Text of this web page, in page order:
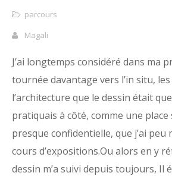
parcours
Magali
J’ai longtemps considéré dans ma
tournée davantage vers l’in situ,
l’architecture que le dessin était
pratiquais à côté, comme une place
presque confidentielle, que j’ai peu
cours d’expositions.Ou alors en y
dessin m’a suivi depuis toujours, Il